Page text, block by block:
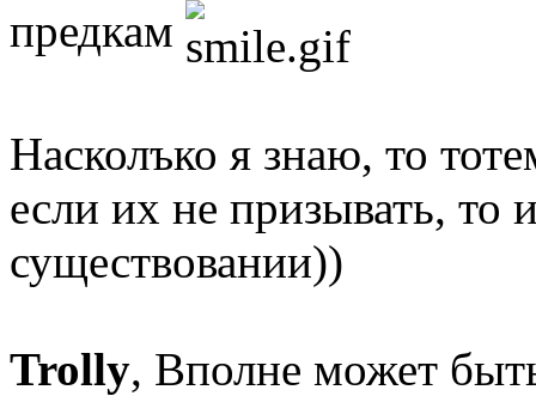
предкам
Насколъко я знаю, то
если их не призывать, то
существовании))
Trolly, Вполне может